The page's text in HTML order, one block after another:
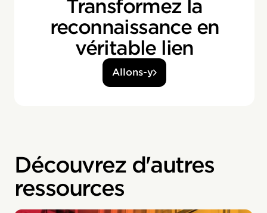
Transformez la
reconnaissance en
véritable lien
Allons-y
Découvrez d'autres
ressources